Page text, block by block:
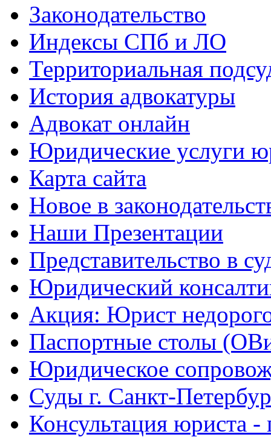
Законодательство
Индексы СПб и ЛО
Территориальная
История адвокатуры
Адвокат онлайн
Юридические услуги
Карта сайта
Новое в
Наши Презентации
Представительство в
Юридический
Акция: Юрист
Паспортные столы
Юридическое
Суды г. Санкт-
Консультация юриста -